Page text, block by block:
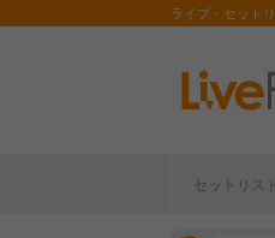
ライブ・セット
セットリスト